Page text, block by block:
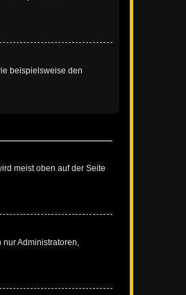
beispielsweise den
meist oben auf der Seite
nur Administratoren,